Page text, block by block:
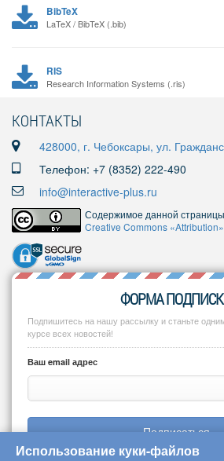
BibTeX
LaTeX / BibTeX (.bib)
RIS
Research Information Systems (.ris)
КОНТАКТЫ
428000, г. Чебоксары, ул.
Телефон: +7 (8352) 222-490
info@interactive-plus.ru
Содержимое данной
Creative Commons
ФОРМА
Подпишитесь на нашу рассылку и станьте
курсе всех новостей!
Ваш email адрес
Подписаться
Использование куки-файлов